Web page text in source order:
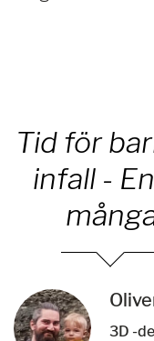
Tid för
infall -
3D -